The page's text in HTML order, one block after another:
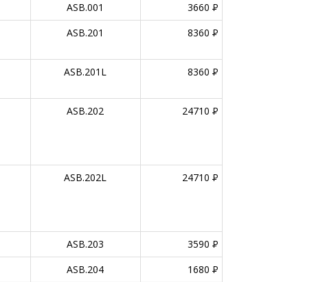
ASB.001 3660 P
ASB.201 8360 P
ASB.201L 8360 P
ASB.202 24710 P
ASB.202L 24710 P
ASB.203 3590 P
ASB.204 1680 P